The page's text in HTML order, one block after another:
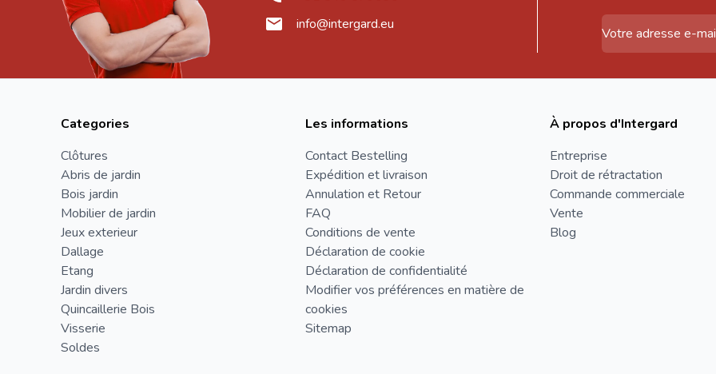
info@intergard.eu
Categories
Clôtures
Abris de jardin
Bois jardin
Mobilier de jardin
Jeux exterieur
Dallage
Etang
Jardin divers
Quincaillerie Bois
Visserie
Soldes
Les informations
Contact Bestelling
Expédition et livraison
Annulation et Retour
FAQ
Conditions de vente
Déclaration de cookie
Déclaration de confidentialité
Modifier vos préférences en matière de
cookies
Sitemap
À propos d'Intergard
Entreprise
Droit de rétractation
Commande commerciale
Vente
Blog